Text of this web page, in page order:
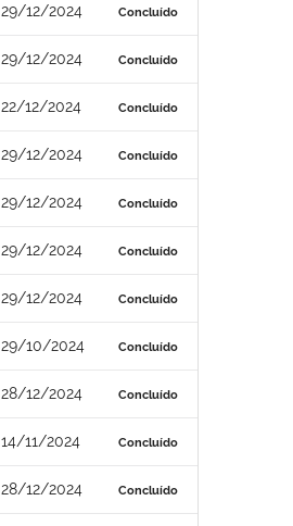
29/12/2024 Concluído
29/12/2024 Concluído
22/12/2024 Concluído
29/12/2024 Concluído
29/12/2024 Concluído
29/12/2024 Concluído
29/12/2024 Concluído
29/10/2024 Concluído
28/12/2024 Concluído
14/11/2024 Concluído
28/12/2024 Concluído